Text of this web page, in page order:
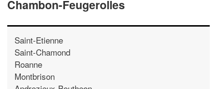
Chambon-Feugerolles
Saint-Etienne
Saint-Chamond
Roanne
Montbrison